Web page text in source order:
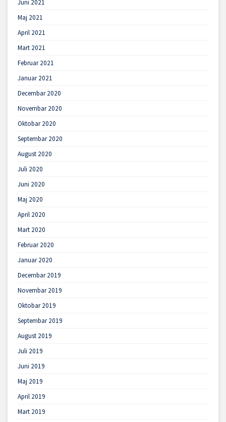
Juni 2021
Maj 2021
April 2021
Mart 2021
Februar 2021
Januar 2021
Decembar 2020
Novembar 2020
Oktobar 2020
Septembar 2020
August 2020
Juli 2020
Juni 2020
Maj 2020
April 2020
Mart 2020
Februar 2020
Januar 2020
Decembar 2019
Novembar 2019
Oktobar 2019
Septembar 2019
August 2019
Juli 2019
Juni 2019
Maj 2019
April 2019
Mart 2019